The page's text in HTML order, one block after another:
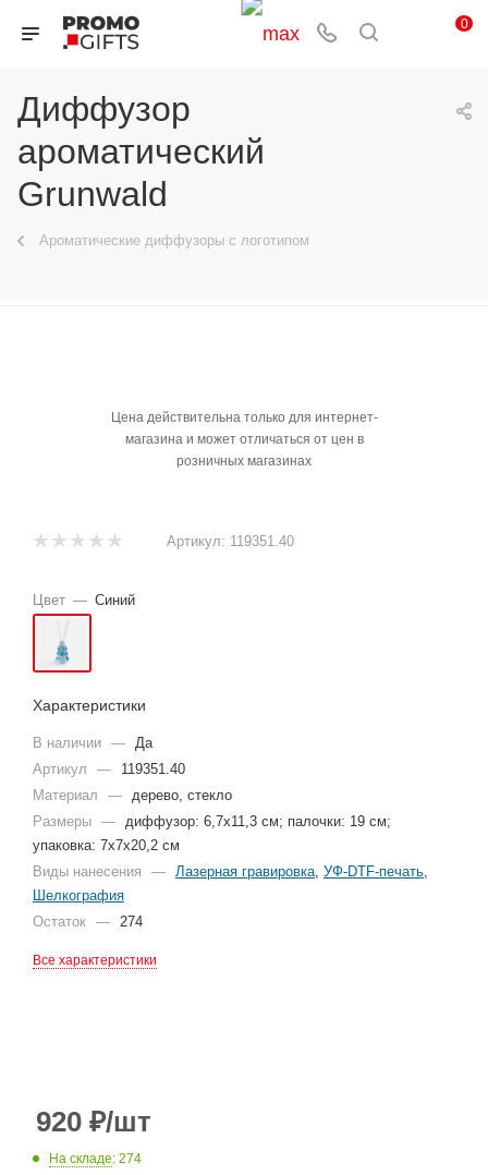
0
Диффузор
ароматический
Grunwald
Ароматические диффузоры с логотипом
Цена действительна только для интернет-
магазина и может отличаться от цен в
розничных магазинах
Артикул: 119351.40
Цвет — Синий
Характеристики
В наличии —
Да
Артикул
—
119351.40
Материал
—
дерево, стекло
Размеры —
диффузор: 6,7х11,3 см; палочки: 19 см;
упаковка: 7х7х20,2 см
Виды нанесения
— Лазерная гравировка УФ-DTF-печать
Шелкография
Остаток — 274
Все характеристики
920 ₽/шт
На складе: 274